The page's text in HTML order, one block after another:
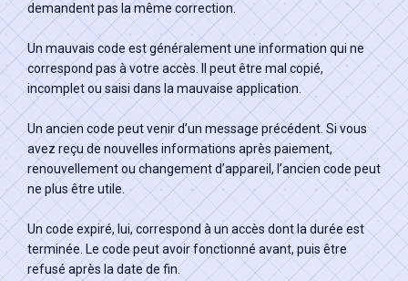
demandent pas la même correction.
Un mauvais code est généralement une information qui ne
correspond pas à votre accès. Il peut être mal copié,
incomplet ou saisi dans la mauvaise application.
Un ancien code peut venir d’un message précédent. Si vous
avez reçu de nouvelles informations après paiement,
renouvellement ou changement d’appareil, l’ancien code peut
ne plus être utile.
Un code expiré, lui, correspond à un accès dont la durée est
terminée. Le code peut avoir fonctionné avant, puis être
refusé après la date de fin.